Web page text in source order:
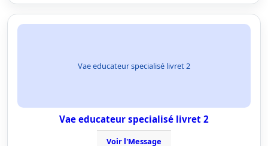
Vae educateur specialisé livret 2
Vae educateur specialisé livret 2
Voir l'Message